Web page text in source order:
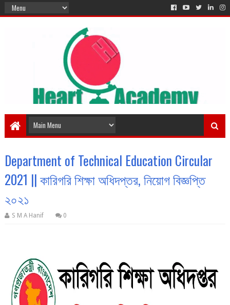
Department of Technical Education Circular
2021 || কারিগরি শিক্ষা অধিদপ্তর, নিয়োগ বিজ্ঞপ্তি
২০২১
S M A Hanif 0